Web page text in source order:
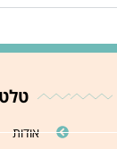
אודות